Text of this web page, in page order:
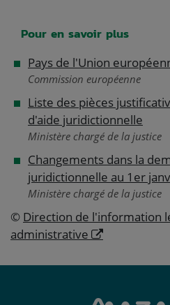
Pour en savoir plus
Pays de l'Union
Commission européenne
Liste des pièces
d'aide juridictionnelle
Ministère chargé de la justice
Changements dans la
juridictionnelle au 1er
Ministère chargé de la justice
© Direction de l'information
administrative